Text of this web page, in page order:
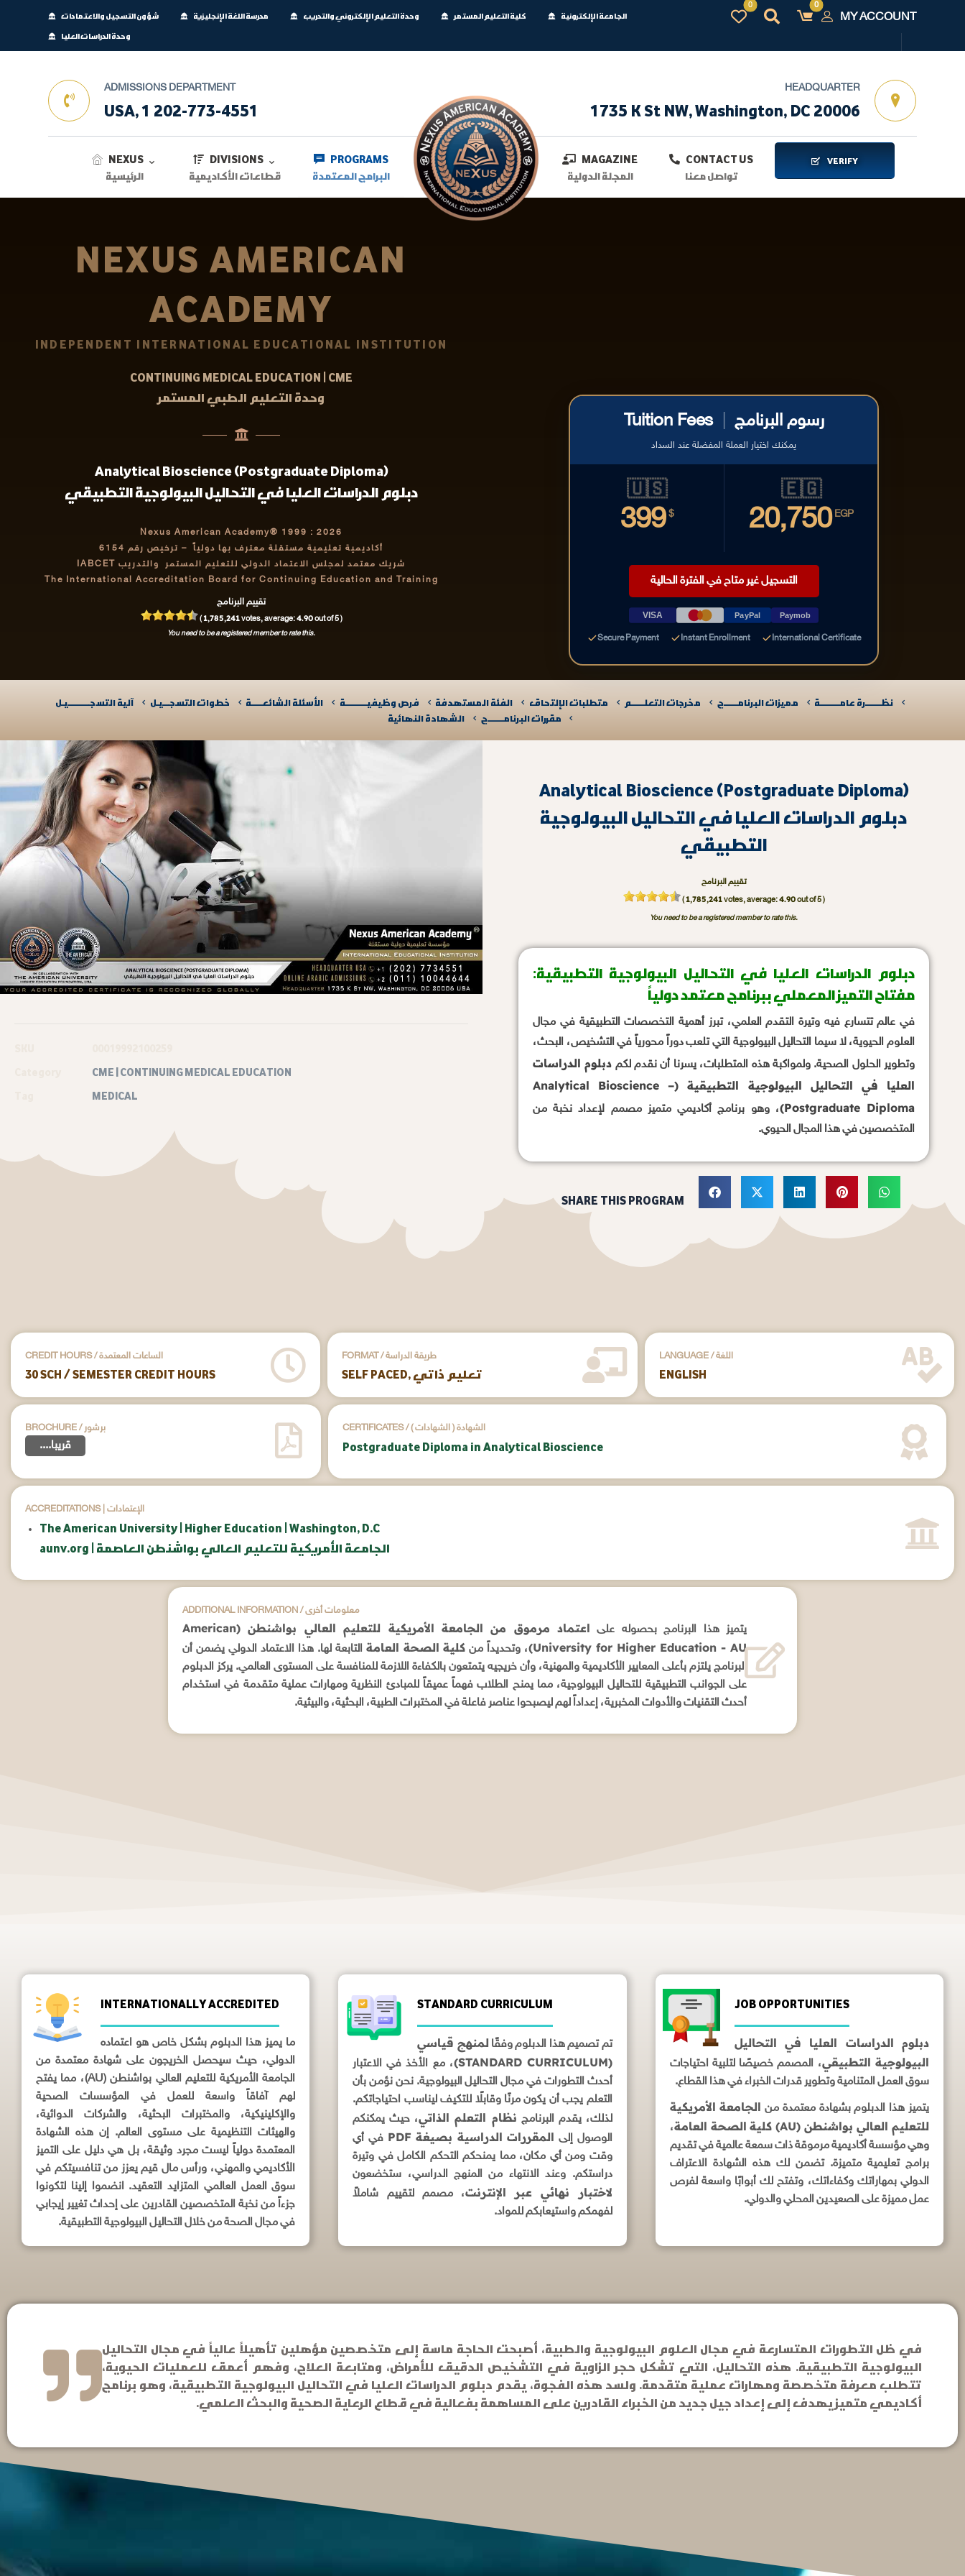
شؤون التسجيل والاعتمادات مدرسة اللغة الإنجليزية وحدة التعليم الإلكتروني والتدريب كلية التعليم المستمر
الجامعة الإلكترونية
وحدة الدراسات العليا
MY ACCOUNT
ADMISSIONS DEPARTMENT
USA, 1 202-773-4551
HEADQUARTER
1735 K St NW, Washington, DC 20006
NEXUS
الرئيسية
DIVISIONS
قطاعات الأكاديمية
PROGRAMS
البرامج المعتمدة
MAGAZINE
المجلة الدولية
CONTACT US
تواصل معنا
VERIFY
NEXUS AMERICAN
ACADEMY
INDEPENDENT INTERNATIONAL EDUCATIONAL INSTITUTION
CONTINUING MEDICAL EDUCATION | CME
وحدة التعليم الطبي المستمر
Analytical Bioscience (Postgraduate Diploma)
دبلوم الدراسات العليا في التحاليل البيولوجية التطبيقي
Nexus American Academy® 1999 : 2026
أكاديمية تعليمية مستقلة معترف بها دولياً
– ترخيص رقم 6154
شريك معتمد لمجلس الاعتماد الدولي للتعليم المستمر والتدريب IABCET
The International Accreditation Board for Continuing Education and Training
تقييم البرنامج
(1,785,241votes, average:4.90out of 5 )
You need to be a registered member to rate this.
Tuition Fees رسوم البرنامج
يمكنك اختيار العملة المفضلة عند السداد
🇺🇸
399 $
🇪🇬
20,750 EGP
التسجيل غير متاح في الفترة الحالية
VISA PayPal Paymob
Secure Payment Instant Enrollment International Certificate
نظـــــــرة عامـــــــــة مميزات البرنامــــــج مخرجات التعلــــــم متطلبات الإلتحاق الفئة المستهدفة فرص وظيفيــــــــــة الأسئلة الشائعـــــة خطوات التسجـــيـل
آلية التسجــــــــــيـل​
مقررات البرنامـــــــج
الشهادة النهائية
CME | CONTINUING MEDICAL EDUCATION
MEDICAL
Analytical Bioscience (Postgraduate Diploma)
دبلوم الدراسات العليا في التحاليل البيولوجية
التطبيقي
تقييم البرنامج
(1,785,241votes, average:4.90out of 5 )
You need to be a registered member to rate this.
دبلوم الدراسات العليا في التحاليل البيولوجية التطبيقية:
مفتاح التميز المعملي ببرنامج معتمد دولياً
في عالم تتسارع فيه وتيرة التقدم العلمي، تبرز أهمية التخصصات التطبيقية في مجال
العلوم الحيوية، لا سيما التحاليل البيولوجية التي تلعب دوراً محورياً في التشخيص، البحث،
وتطوير الحلول الصحية. ولمواكبة هذه المتطلبات، يسرنا أن نقدم لكم دبلوم الدراسات
العليا في التحاليل البيولوجية التطبيقية (Analytical Bioscience –
Postgraduate Diploma) ، وهو برنامج أكاديمي متميز مصمم لإعداد نخبة من
المتخصصين في هذا المجال الحيوي.
SHARE THIS PROGRAM
CREDIT HOURS / الساعات المعتمدة
30 SCH / SEMESTER CREDIT HOURS
FORMAT / طريقة الدراسة
SELF PACED, تعليم ذاتي
LANGUAGE / اللغة
ENGLISH
BROCHURE / برشور
....قريبا
CERTIFICATES / ( الشهادات ) الشهادة
Postgraduate Diploma in Analytical Bioscience
ACCREDITATIONS | الإعتمادات
The American University | Higher Education | Washington, D.C
aunv.org | الجامعة الأمريكية للتعليم العالي بواشنطن العاصمة
ADDITIONAL INFORMATION / معلومات أخرى
يتميز هذا البرنامج بحصوله على
اعتماد مرموق من الجامعة الأمريكية للتعليم العالي بواشنطن (American
University for Higher Education - AU) ، وتحديداً من كلية الصحة العامة التابعة لها. هذا الاعتماد الدولي يضمن أن
البرنامج يلتزم بأعلى المعايير الأكاديمية والمهنية، وأن خريجيه يتمتعون بالكفاءة اللازمة للمنافسة على المستوى العالمي. يركز الدبلوم
على الجوانب التطبيقية للتحاليل البيولوجية، مما يمنح الطلاب فهماً عميقاً للمبادئ النظرية ومهارات عملية متقدمة في استخدام
أحدث التقنيات والأدوات المخبرية، إعداداً لهم ليصبحوا عناصر فاعلة في المختبرات الطبية، البحثية، والبيئية.
INTERNATIONALLY ACCREDITED
ما يميز هذا الدبلوم بشكل خاص هو اعتماده
الدولي، حيث سيحصل الخريجون على شهادة معتمدة من
الجامعة الأمريكية للتعليم العالي بواشنطن (AU)، مما يفتح
لهم آفاقاً واسعة للعمل في المؤسسات الصحية
والإكلينيكية، والمختبرات البحثية، والشركات الدوائية،
والهيئات التنظيمية على مستوى العالم. إن هذه الشهادة
المعتمدة دولياً ليست مجرد وثيقة، بل هي دليل على التميز
الأكاديمي والمهني، ورأس مال قيم يعزز من تنافسيتكم في
سوق العمل العالمي المتزايد التعقيد. انضموا إلينا لتكونوا
جزءاً من نخبة المتخصصين القادرين على إحداث تغيير إيجابي
في مجال الصحة من خلال التحاليل البيولوجية التطبيقية.
STANDARD CURRICULUM
تم تصميم هذا الدبلوم وفقًا لمنهج قياسي
(STANDARD CURRICULUM)
، مع الأخذ في الاعتبار
أحدث التطورات في مجال التحاليل البيولوجية. نحن نؤمن بأن
التعلم يجب أن يكون مرنًا وقابلًا للتكيف ليناسب احتياجاتكم.
لذلك، يقدم البرنامج نظام التعلم الذاتي، حيث يمكنكم
الوصول إلى المقررات الدراسية بصيغة PDF
في أي
وقت ومن أي مكان، مما يمنحكم التحكم الكامل في وتيرة
دراستكم. وعند الانتهاء من المنهج الدراسي، ستخضعون
لاختبار نهائي عبر الإنترنت، مصمم لتقييم شاملاً
لفهمكم واستيعابكم للمواد.
JOB OPPORTUNITIES
دبلوم الدراسات العليا في التحاليل
البيولوجية التطبيقي، المصمم خصيصًا لتلبية احتياجات
سوق العمل المتنامية وتطوير قدرات الخبراء في هذا القطاع.
يتميز هذا الدبلوم بشهادة معتمدة من الجامعة الأمريكية
للتعليم العالي بواشنطن (AU) كلية الصحة العامة
،
وهي مؤسسة أكاديمية مرموقة ذات سمعة عالمية في تقديم
برامج تعليمية متميزة. تضمن لك هذه الشهادة الاعتراف
الدولي بمهاراتك وكفاءاتك، وتفتح لك أبوابًا واسعة لفرص
عمل مميزة على الصعيدين المحلي والدولي.
في ظل التطورات المتسارعة في مجال العلوم البيولوجية والطبية، أصبحت الحاجة ماسة إلى متخصصين مؤهلين تأهيلاً عالياً في مجال التحاليل
البيولوجية التطبيقية. هذه التحاليل، التي تشكل حجر الزاوية في التشخيص الدقيق للأمراض، ومتابعة العلاج، وفهم أعمق للعمليات الحيوية،
تتطلب معرفة متخصصة ومهارات عملية متقدمة. ولسد هذه الفجوة، يقدم دبلوم الدراسات العليا في التحاليل البيولوجية التطبيقية، وهو برنامج
أكاديمي متميز يهدف إلى إعداد جيل جديد من الخبراء القادرين على المساهمة بفعالية في قطاع الرعاية الصحية والبحث العلمي.